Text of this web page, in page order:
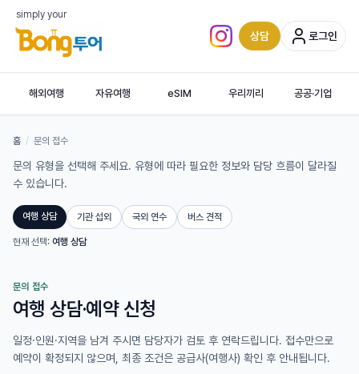
simply your
인스타그램 (새 탭)
상담 로그인
해외여행 자유여행 eSIM 우리끼리 공공·기업
홈 / 문의 접수
문의 유형을 선택해 주세요. 유형에 따라 필요한 정보와 담당 흐름이 달라질
수 있습니다.
여행 상담 기관 섭외 국외 연수 버스 견적
현재 선택: 여행 상담
문의 접수
여행 상담·예약 신청
일정·인원·지역을 남겨 주시면 담당자가 검토 후 연락드립니다. 접수만으로
예약이 확정되지 않으며, 최종 조건은 공급사(여행사) 확인 후 안내됩니다.